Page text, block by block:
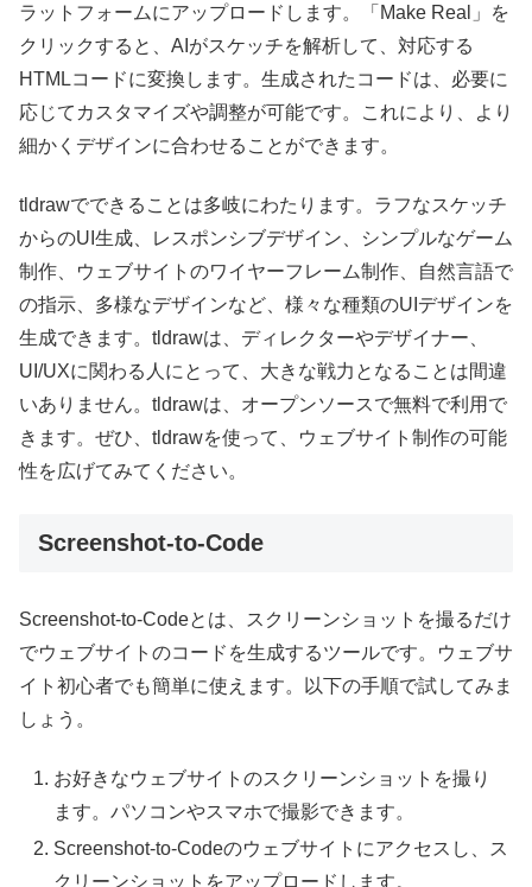
ラットフォームにアップロードします。「Make Real」を
クリックすると、AIがスケッチを解析して、対応する
HTMLコードに変換します。生成されたコードは、必要に
応じてカスタマイズや調整が可能です。これにより、より
細かくデザインに合わせることができます。
tldrawでできることは多岐にわたります。ラフなスケッチ
からのUI生成、レスポンシブデザイン、シンプルなゲーム
制作、ウェブサイトのワイヤーフレーム制作、自然言語で
の指示、多様なデザインなど、様々な種類のUIデザインを
生成できます。tldrawは、ディレクターやデザイナー、
UI/UXに関わる人にとって、大きな戦力となることは間違
いありません。tldrawは、オープンソースで無料で利用で
きます。ぜひ、tldrawを使って、ウェブサイト制作の可能
性を広げてみてください。
Screenshot-to-Code
Screenshot-to-Codeとは、スクリーンショットを撮るだけ
でウェブサイトのコードを生成するツールです。ウェブサ
イト初心者でも簡単に使えます。以下の手順で試してみま
しょう。
お好きなウェブサイトのスクリーンショットを撮り
ます。パソコンやスマホで撮影できます。
Screenshot-to-Codeのウェブサイトにアクセスし、ス
クリーンショットをアップロードします。